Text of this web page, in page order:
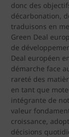
donc des
décarbonation,
traduisons en
Green Deal
de
Deal européen
démarche face
rareté des
en tant que
intégrante de
valeur
croissance,
décisions